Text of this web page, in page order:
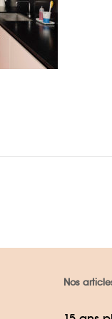
Nos